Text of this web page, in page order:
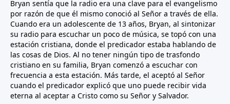
Bryan sentía que la radio era una clave para el evangelismo
por razón de que él mismo conoció al Señor a través de ella.
Cuando era un adolescente de 13 años, Bryan, al sintonizar
su radio para escuchar un poco de música, se topó con una
estación cristiana, donde el predicador estaba hablando de
las cosas de Dios. Al no tener ningún tipo de trasfondo
cristiano en su familia, Bryan comenzó a escuchar con
frecuencia a esta estación. Más tarde, el aceptó al Señor
cuando el predicador explicó que uno puede recibir vida
eterna al aceptar a Cristo como su Señor y Salvador.